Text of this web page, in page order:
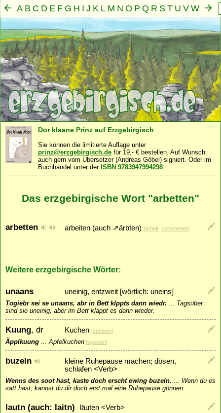
A B C D E F G H I J K L M N O P Q R S T U V W
X Y Z
Mensch·Seele·Geist·Familie·Gemeinschaft·
Dor klaane Prinz auf Erzgebirgisch
Sie können die limitierte Auflage unter
prinz@erzgebirgisch.de für 19,- € bestellen. Auf Wunsch
auch gern vom Übersetzer (Andreas Göbel) signiert. Oder im
Buchhandel unter der ISBN 9783947994298.
Das erzgebirgische Wort "arbetten"
arbetten arbeiten (auch ↗ärbten) [arbeit zeitwoerter]
Weitere erzgebirgische Wörter:
unaans uneinig, entzweit [wörtlich: uneins]
Togiebr sei se unaans, abr in Bett klppts dann wiedr. ... Tagsüber
sind sie uneinig, aber im Bett klappt es dann wieder.
Kuung, dr Kuchen [speisen]
Äpplkuung ...Apfelkuchen [speisen]
buzeln
kleine Ruhepause machen; dösen,
schlafen <Verb>
Wenns des soot hast, kaste doch erscht ewing buzeln. ... Wenn du es
satt hast, kannst du dir doch erst mal eine Ruhepause gönnen.
lautn (auch: laitn) läuten <Verb>